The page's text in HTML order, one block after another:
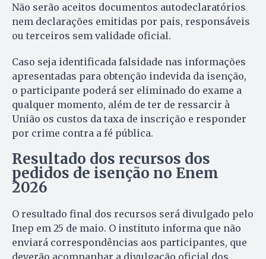
Não serão aceitos documentos autodeclaratórios
nem declarações emitidas por pais, responsáveis
ou terceiros sem validade oficial.
Caso seja identificada falsidade nas informações
apresentadas para obtenção indevida da isenção,
o participante poderá ser eliminado do exame a
qualquer momento, além de ter de ressarcir à
União os custos da taxa de inscrição e responder
por crime contra a fé pública.
Resultado dos recursos dos
pedidos de isenção no Enem
2026
O resultado final dos recursos será divulgado pelo
Inep em 25 de maio. O instituto informa que não
enviará correspondências aos participantes, que
deverão acompanhar a divulgação oficial dos